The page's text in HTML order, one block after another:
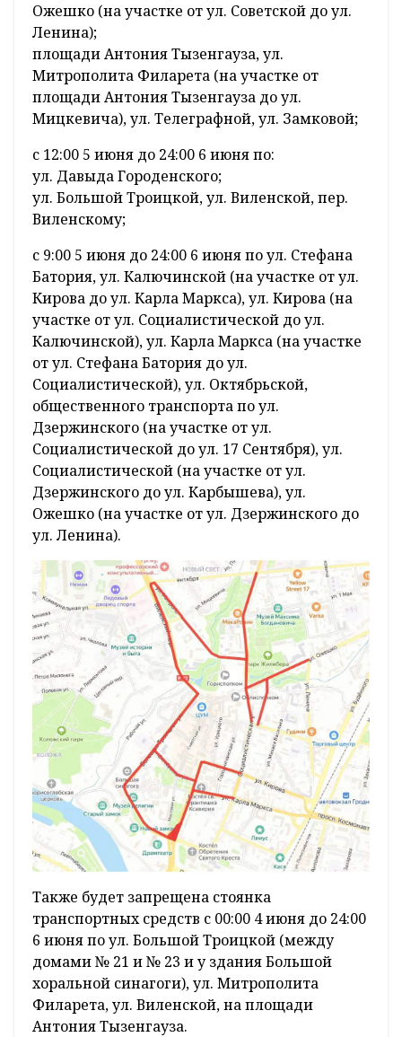
Ожешко (на участке от ул. Советской до ул.
Ленина);
площади Антония Тызенгауза, ул.
Митрополита Филарета (на участке от
площади Антония Тызенгауза до ул.
Мицкевича), ул. Телеграфной, ул. Замковой;
с 12:00 5 июня до 24:00 6 июня по:
ул. Давыда Городенского;
ул. Большой Троицкой, ул. Виленской, пер.
Виленскому;
с 9:00 5 июня до 24:00 6 июня по ул. Стефана
Батория, ул. Калючинской (на участке от ул.
Кирова до ул. Карла Маркса), ул. Кирова (на
участке от ул. Социалистической до ул.
Калючинской), ул. Карла Маркса (на участке
от ул. Стефана Батория до ул.
Социалистической), ул. Октябрьской,
общественного транспорта по ул.
Дзержинского (на участке от ул.
Социалистической до ул. 17 Сентября), ул.
Социалистической (на участке от ул.
Дзержинского до ул. Карбышева), ул.
Ожешко (на участке от ул. Дзержинского до
ул. Ленина).
Также будет запрещена стоянка
транспортных средств с 00:00 4 июня до 24:00
6 июня по ул. Большой Троицкой (между
домами № 21 и № 23 и у здания Большой
хоральной синагоги), ул. Митрополита
Филарета, ул. Виленской, на площади
Антония Тызенгауза.